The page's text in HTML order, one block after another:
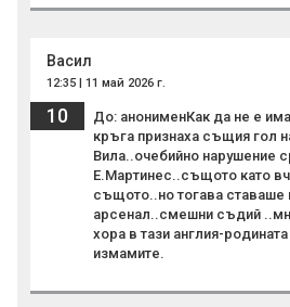
Васил
12:35 | 11 май 2026 г.
10
До: анонименКак да не е
кръга признаха същия гол
Вила..очебийно нарушение
Е.Мартинес..същото като
същото..но тогава ставаше
арсенал..смешни съдий
хора в тази англия-
измамите.